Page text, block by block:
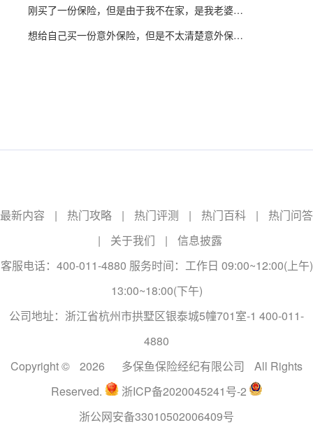
刚买了一份保险，但是由于我不在家，是我老婆在保险合同代签字的，想问一下这样有影响吗？
想给自己买一份意外保险，但是不太清楚意外保险合同效力什么时候会终止，所以来问一下
最新内容 | 热门攻略 | 热门评测 | 热门百科 |
热门问答
|
关于我们 |
信息披露
客服电话：400-011-4880 服务时间：工作日 09:00~12:00(上午)
13:00~18:00(下午)
公司地址：浙江省杭州市拱墅区银泰城5幢701室-1 400-011-
4880
Copyright ©
2026 多保鱼保险经纪有限公司
All Rights
Reserved.
浙ICP备2020045241号-2
浙公网安备33010502006409号